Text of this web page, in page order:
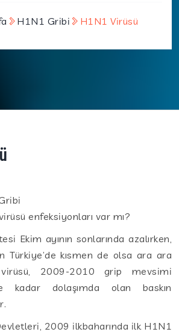
H1N1 Gribi H1N1 Virüsü
enfeksiyonları var mı?
Ekim ayının sonlarında azalırken,
Türkiye’de kısmen de olsa ara ara
2009-2010 grip mevsimi
kadar dolaşımda olan baskın
2009 ilkbaharında ilk H1N1